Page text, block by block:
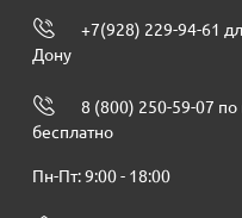
+7(928) 229-94-61
Дону
8 (800) 250-59-07 по
бесплатно
Пн-Пт: 9:00 - 18:00